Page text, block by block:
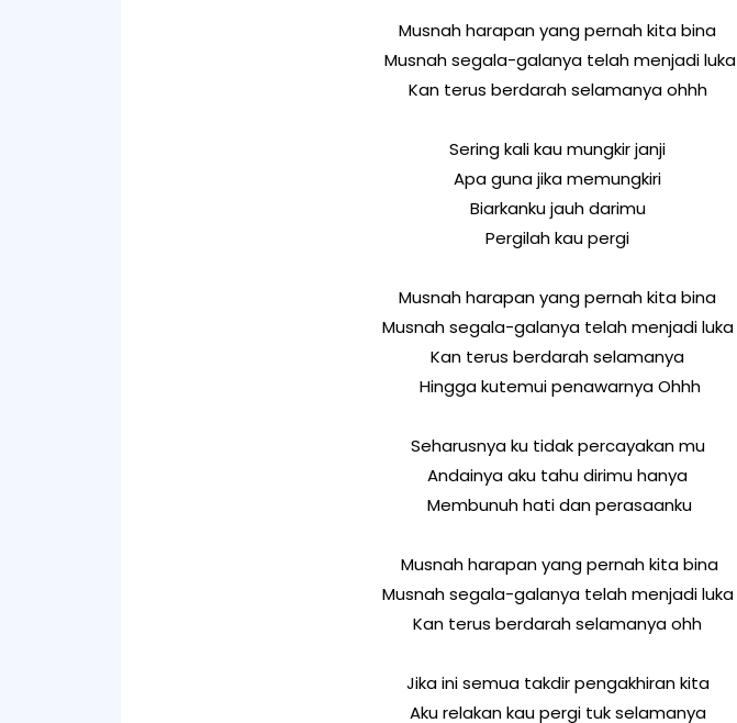
Musnah harapan yang pernah kita bina
Musnah segala-galanya telah menjadi luka
Kan terus berdarah selamanya ohhh
Sering kali kau mungkir janji
Apa guna jika memungkiri
Biarkanku jauh darimu
Pergilah kau pergi
Musnah harapan yang pernah kita bina
Musnah segala-galanya telah menjadi luka
Kan terus berdarah selamanya
Hingga kutemui penawarnya Ohhh
Seharusnya ku tidak percayakan mu
Andainya aku tahu dirimu hanya
Membunuh hati dan perasaanku
Musnah harapan yang pernah kita bina
Musnah segala-galanya telah menjadi luka
Kan terus berdarah selamanya ohh
Jika ini semua takdir pengakhiran kita
Aku relakan kau pergi tuk selamanya